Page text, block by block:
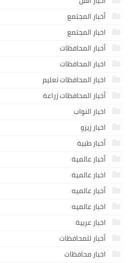
أخبار المجتمع
اخبار المجتمع
أخبار المحافظات
اخبار المحافظات
اخبار المحافظات تعليم
أخبار المحافظات زراعة
اخبار النواب
اخبار زيزو
أخبار طبية
أخبار عالمية
اخبار عالمية
أخبار عالميه
اخبار عالميه
اخبار عربية
أخبار للمحافظات
اخبار محافظات